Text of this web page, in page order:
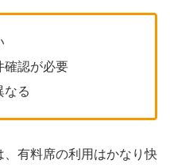
確認が必要
なる
有料席の利用はかなり快